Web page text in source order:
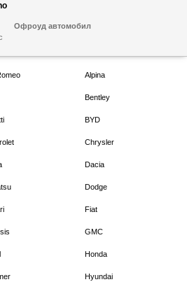
Офроуд автомобил
Alpina
Bentley
BYD
Chrysler
Dacia
Dodge
Fiat
GMC
Honda
Hyundai